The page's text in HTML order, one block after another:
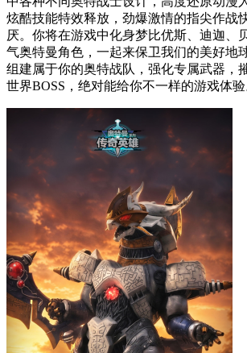
炫酷技能特效释放，劲爆激情的指尖作战
厌。你将在游戏中化身梦比优斯、迪迦、
气奥特曼角色，一起来保卫我们的美好地
组建属于你的奥特战队，强化专属武器，
世界BOSS，绝对能给你不一样的游戏体验